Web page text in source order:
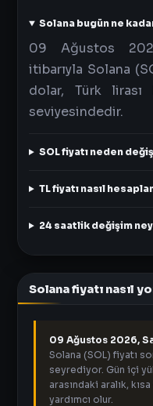
Solana bugün ne
09 Ağustos
itibarıyla Solana
dolar, Türk lirası
seviyesindedir.
SOL fiyatı neden
TL fiyatı nasıl
24 saatlik değişim
Solana fiyatı nasıl
09 Ağustos 2026,
Solana (SOL) fiyatı
seyrediyor. Gün içi
arasındaki aralık,
yardımcı olur.